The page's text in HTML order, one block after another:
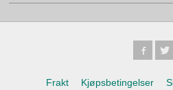
Frakt Kjøpsbetingelser